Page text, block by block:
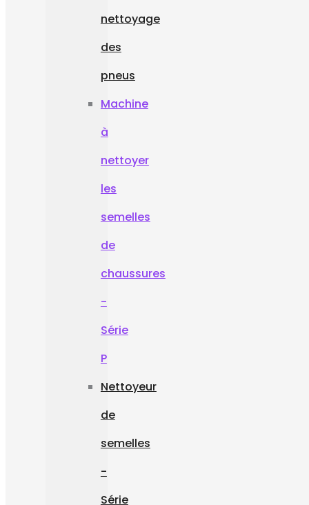
nettoyage
des
pneus
Machine
à
nettoyer
les
semelles
de
chaussures
-
Série
P
Nettoyeur
de
semelles
-
Série